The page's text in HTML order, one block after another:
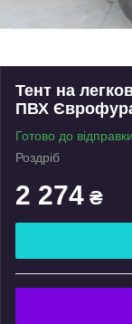
Тент на
ПВХ
Готово до відправки
Роздріб
2 274 ₴